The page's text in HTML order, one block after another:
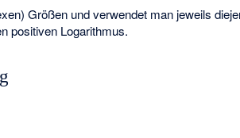
Größen undverwendet man jeweils
positiven Logarithmus.